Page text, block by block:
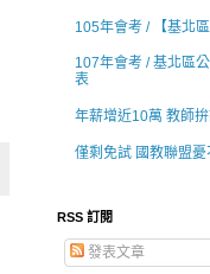
105年會考 / 【基北
107年會考 / 基北區
表
年薪增近10萬 教師
僅剩免試 國教聯盟憂
RSS 訂閱
發表文章